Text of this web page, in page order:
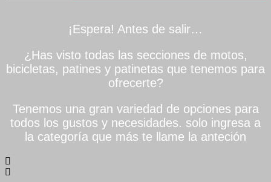
¡Espera! Antes de salir…
¿Has visto todas las secciones de motos,
bicicletas, patines y patinetas que tenemos para
ofrecerte?
Tenemos una gran variedad de opciones para
todos los gustos y necesidades. solo ingresa a
la categoría que más te llame la anteción